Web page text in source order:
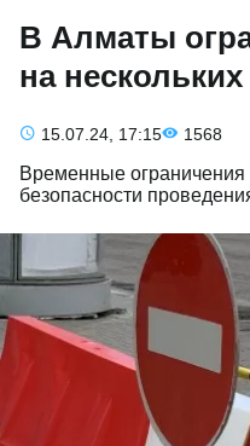
В Алматы
на
15.07.24, 17:15 1568
Временные ограничения
безопасности